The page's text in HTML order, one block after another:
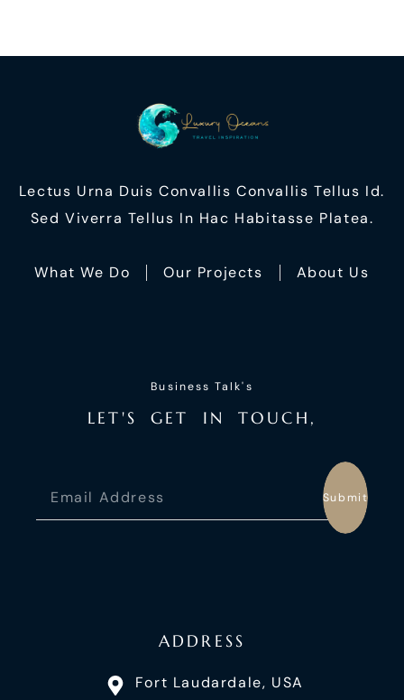
Lectus Urna Duis Convallis Convallis Tellus Id.
Sed Viverra Tellus In Hac Habitasse Platea.
What We Do Our Projects About Us
Business Talk's
LET'S GET I N TO UC H ,
Submit
ADDRESS
Fort Laudardale, USA